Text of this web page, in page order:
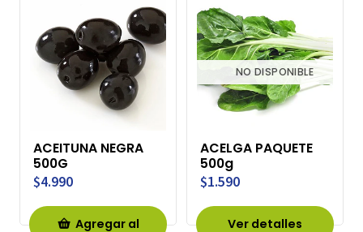
ACEITUNA NEGRA
500G
$4.990
Agregar al
NO DISPONIBLE
ACELGA PAQUETE
500g
$1.590
Ver detalles